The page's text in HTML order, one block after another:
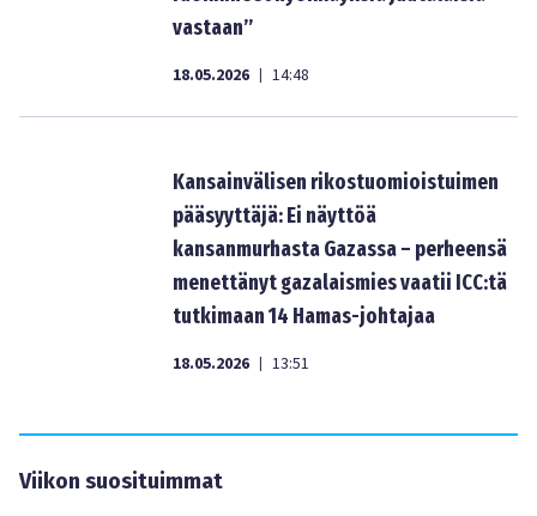
vastaan”
18.05.2026 | 14:48
Kansainvälisen rikostuomioistuimen
pääsyyttäjä: Ei näyttöä
kansanmurhasta Gazassa – perheensä
menettänyt gazalaismies vaatii ICC:tä
tutkimaan 14 Hamas-johtajaa
18.05.2026 | 13:51
Viikon suosituimmat